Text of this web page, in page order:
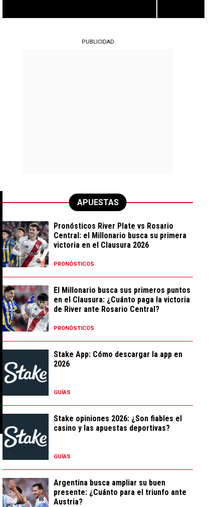
PUBLICIDAD
APUESTAS
Pronósticos River Plate vs Rosario
Central: el Millonario busca su primera
victoria en el Clausura 2026
PRONÓSTICOS
El Millonario busca sus primeros puntos
en el Clausura: ¿Cuánto paga la victoria
de River ante Rosario Central?
PRONÓSTICOS
Stake App: Cómo descargar la app en
2026
GUÍAS
Stake opiniones 2026: ¿Son fiables el
casino y las apuestas deportivas?
GUÍAS
Argentina busca ampliar su buen
presente: ¿Cuánto para el triunfo ante
Austria?